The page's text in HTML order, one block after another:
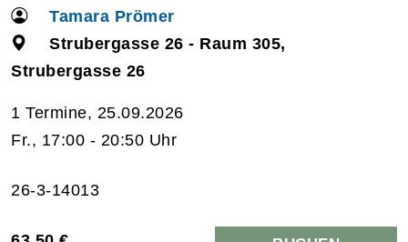
Tamara Prömer
Strubergasse 26 - Raum 305,
Strubergasse 26
1 Termine, 25.09.2026
Fr., 17:00 - 20:50 Uhr
26-3-14013